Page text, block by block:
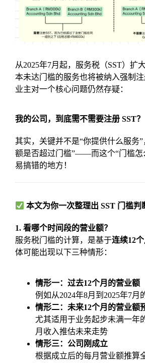
从2025年7月起，服务税（SST）扩
本未达门槛的服务也将被纳入强制
业主对一个核心问题仍然存疑：
我的公司，到底需不需要注册 SST？
其实，关键并不是“你提供什么服务
额是否超过门槛”——而这个“门槛怎
易搞错的地方！
本文为你一次整理出 SST 门槛判
1. 看哪个时间段的营业额？
服务税门槛的计算，是基于连续12
体可能出现以下三种情形：
情形一：过去12个月的营业额
例如从2024年8月到2025年7月
情形二：未来12个月的营业额
尤其适用于业务起步未满一年
月收入推估未来走势
情形三：公司刚成立
根据成立后的每月营业额推算